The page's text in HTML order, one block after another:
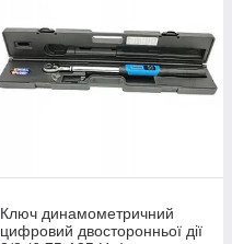
Ключ динамометричний
цифровий двосторонньої дії